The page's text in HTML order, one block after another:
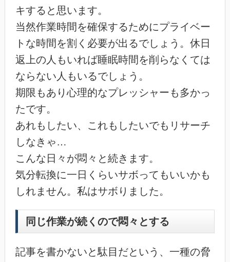
キすると思います。
当然作業時間を確保するためにプライベー
トな時間を割く必要が出るでしょう。休日
返上の人もいれば睡眠時間を削らなくては
ならない人もいるでしょう。
期限もあり心理的なプレッシャーも多かっ
たです。
あれもしたい、これもしたいでもリサーチ
しなきゃ…
こんな日々が悶々と続きます。
気分転換に一日くらいサボってもいいかも
しれません。私はサボりました。
同じ作業が続くので悶々とする
記事を書かないと駄目だという、一種の脅